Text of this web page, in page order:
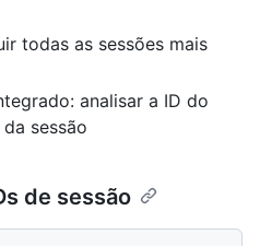
todas as sessões mais
analisar a ID do
sessão
de sessão